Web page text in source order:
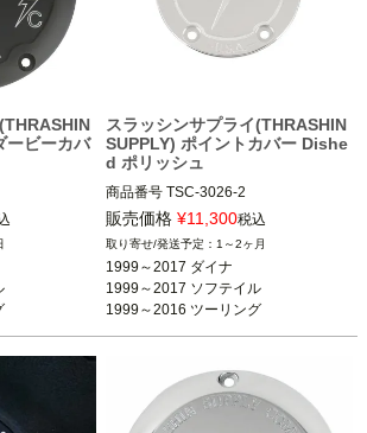
ービーカバ
※FLSB、FX
※FLHTKL、
シンサプラ
スラッシンサプライ(THRASHIN
SUPPLY) ポイントカバー Dishe
d ポリッシュ
商品番号 TSC-3026-2
1999～2017 ダイナ
1999～2017 ソフテイル
1999～2016 ツーリング FLHX、FLH
T、FLTR、FLHR
販売価格 ¥11,300税込
1～2ヶ月
1999～2017 ダイナ
1999～2017 ソフテイル
1999～2016 ツーリング